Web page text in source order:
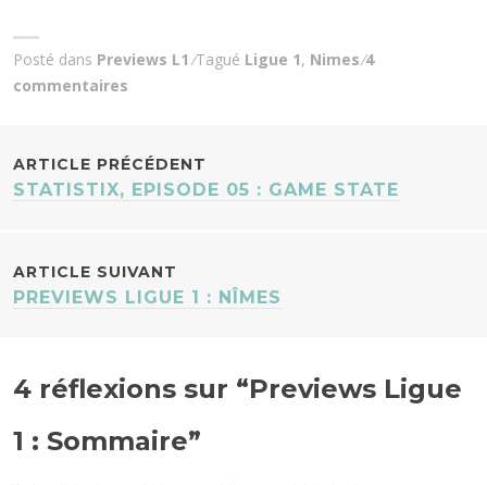
Posté dans Previews L1 Tagué Ligue 1, Nimes 4
commentaires
NAVIGATION
ARTICLES
ARTICLE PRÉCÉDENT
STATISTIX, EPISODE 05 : GAME STATE
ARTICLE SUIVANT
PREVIEWS LIGUE 1 : NÎMES
4 réflexions sur “Previews Ligue
1 : Sommaire”